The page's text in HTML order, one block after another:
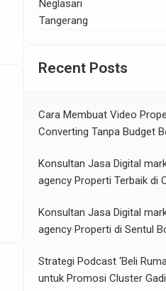
Recent Posts
Cara Membuat Video
Converting Tanpa Budget
Konsultan Jasa Digital
agency Properti Terbaik di
Konsultan Jasa Digital
agency Properti di Sentul
Strategi Podcast ‘Beli
untuk Promosi Cluster